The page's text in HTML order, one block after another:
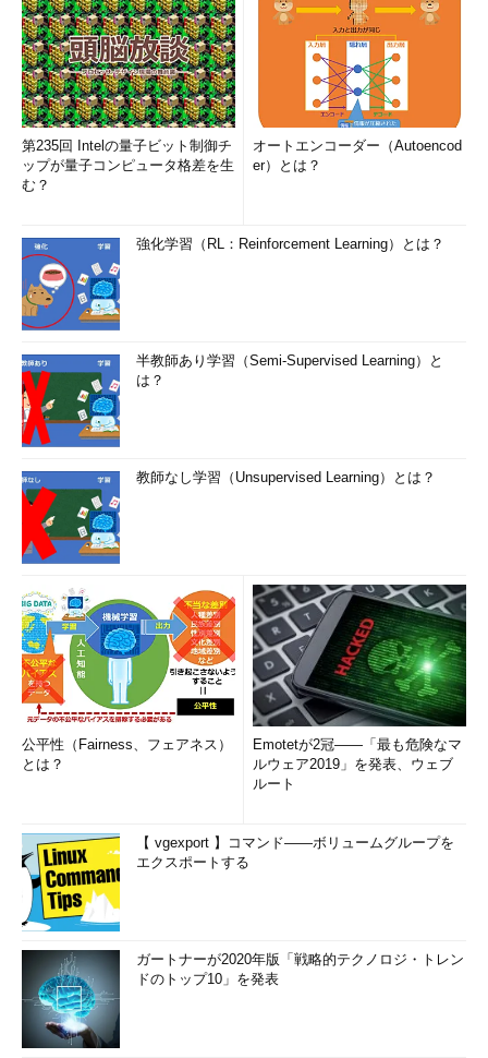
第235回 Intelの量子ビット制御チ
ップが量子コンピュータ格差を生
む？
オートエンコーダー（Autoencod
er）とは？
強化学習（RL：Reinforcement Learning）とは？
半教師あり学習（Semi-Supervised Learning）と
は？
教師なし学習（Unsupervised Learning）とは？
公平性（Fairness、フェアネス）
とは？
Emotetが2冠――「最も危険なマ
ルウェア2019」を発表、ウェブ
ルート
【 vgexport 】コマンド――ボリュームグループを
エクスポートする
ガートナーが2020年版「戦略的テクノロジ・トレン
ドのトップ10」を発表